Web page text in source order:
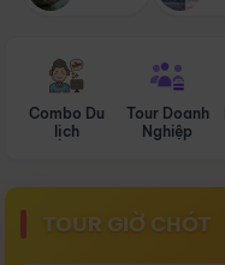
Combo Du
lịch
Tour Doanh
Nghiệp
TOUR GIỜ CHÓT